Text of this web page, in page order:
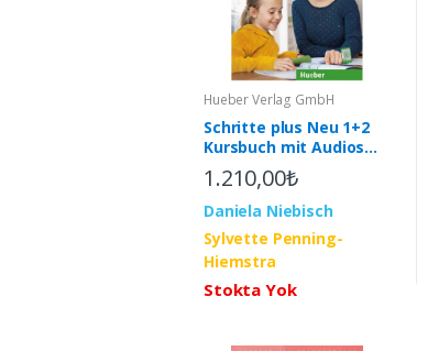
Hueber Verlag GmbH
Schritte plus Neu 1+2
Kursbuch mit Audios
online
1.210,00₺
Daniela Niebisch
Sylvette Penning-
Hiemstra
Stokta Yok